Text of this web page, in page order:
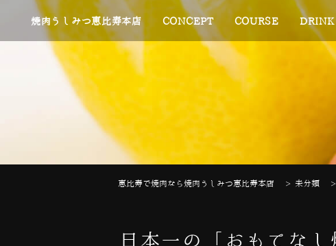
焼肉うしみつ恵比寿本店 CONCEPT COURSE DRINK
恵比寿で焼肉なら焼肉うしみつ恵比寿本店 > 未分類 >
日本一の「おもてな